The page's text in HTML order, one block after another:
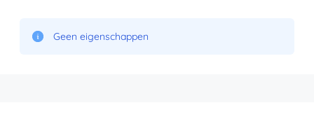
Geen eigenschappen